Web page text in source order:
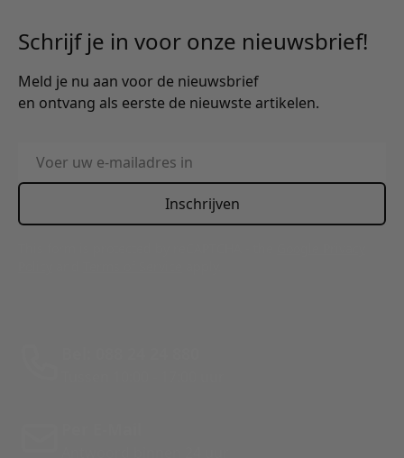
Schrijf je in voor onze nieuwsbrief!
Meld je nu aan voor de nieuwsbrief
en ontvang als eerste de nieuwste artikelen.
E-mailadres
Inschrijven